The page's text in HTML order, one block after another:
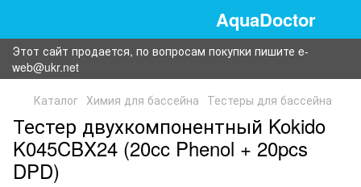
AquaDoctor
Этот сайт продается, по вопросам покупки пишите e-
web@ukr.net
Каталог Химия для бассейна Тестеры для бассейна
Тестер двухкомпонентный Kokido
K045CBX24 (20cc Phenol + 20pcs
DPD)